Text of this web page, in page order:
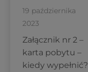
19 października
2023
Załącznik nr 2 –
karta pobytu –
kiedy wypełnić?